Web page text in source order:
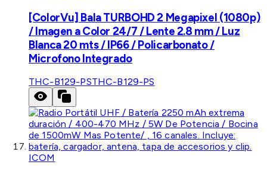
[ColorVu] Bala TURBOHD 2 Megapixel (1080p)
/ Imagen a Color 24/7 / Lente 2.8 mm / Luz
Blanca 20 mts / IP66 / Policarbonato /
Microfono Integrado
THC-B129-PSTHC-B129-PS
ICOM